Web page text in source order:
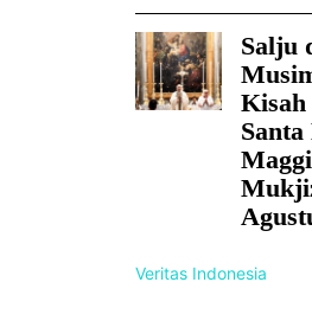
Salju
Veritas Indonesia